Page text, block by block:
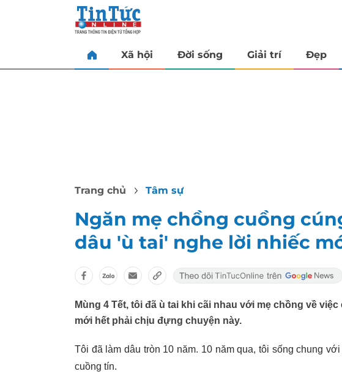
Xã hội Đời sống Giải trí Đẹp
Trang chủ Tâm sự
Ngăn mẹ chồng cuồng
dâu 'ù tai' nghe lời nhiếc
Mùng 4 Tết, tôi đã ù tai khi cãi nhau với mẹ chồng về
mới hết phải chịu đựng chuyện này.
Tôi đã làm dâu tròn 10 năm. 10 năm qua, tôi sống chung
cuồng tín.